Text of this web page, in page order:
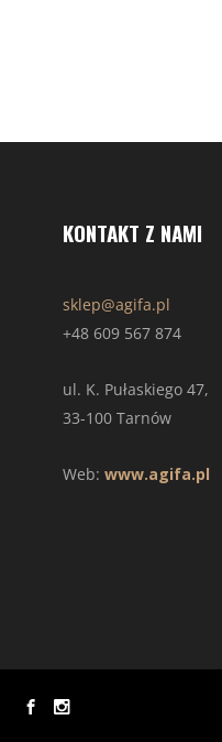
KONTAKT Z NAMI
sklep@agifa.pl
+48 609 567 874
ul. K. Pułaskiego 47,
33-100 Tarnów
Web: www.agifa.pl